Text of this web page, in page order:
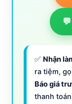
✅ Nhận
ra tiệm,
Báo giá
thanh